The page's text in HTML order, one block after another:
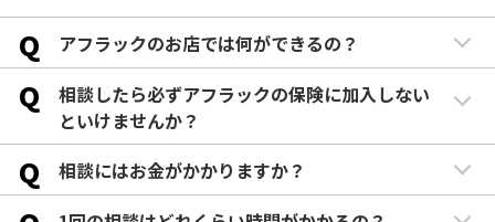
Q アフラックのお店では何ができるの？
Q
相談したら必ずアフラックの保険に加入しない
といけませんか？
Q 相談にはお金がかかりますか？